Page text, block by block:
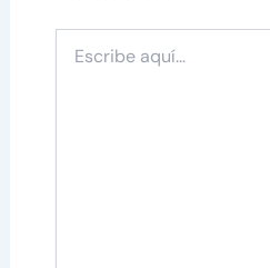
aquí...